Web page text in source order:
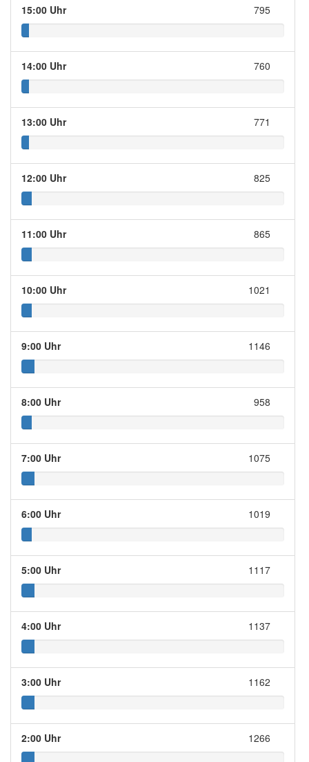
15:00 Uhr 795
14:00 Uhr 760
13:00 Uhr 771
12:00 Uhr 825
11:00 Uhr 865
10:00 Uhr 1021
9:00 Uhr 1146
8:00 Uhr 958
7:00 Uhr 1075
6:00 Uhr 1019
5:00 Uhr 1117
4:00 Uhr 1137
3:00 Uhr 1162
2:00 Uhr 1266